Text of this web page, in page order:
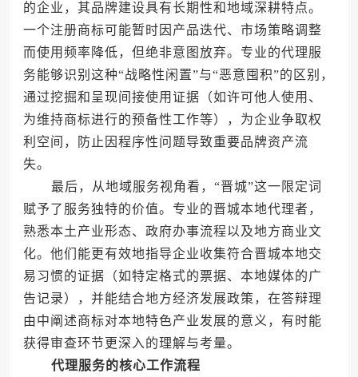
的企业，其品牌建设具有长期性和地域深耕特点。
一个注册商标可能暂时因产品迭代、市场策略调整
而使用频率降低，但绝非意图放弃。专业的代理服
务能够识别这种“战略性闲置”与“恶意囤积”的区别，
通过挖掘和呈现间接使用证据（如许可他人使用、
为维持商标进行的预备性工作等），为企业争取权
利空间，防止因程序性问题导致重要品牌资产流
失。
最后，从地域服务视角看，“晋城”这一限定词
赋予了服务独特的价值。专业的晋城本地代理者，
熟悉本土产业形态、政府办事流程以及地方商业文
化。他们能更有效地指导企业收集符合晋城本地交
易习惯的证据（如特定格式的票据、本地媒体的广
告记录），并能结合地方经济发展政策，在答辩理
由中阐述商标对本地特色产业发展的意义，有时能
获得审查环节更深入的理解与考量。
代理服务的核心工作流程